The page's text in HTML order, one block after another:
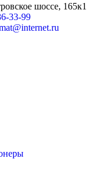
шоссе, 165к1
33-99